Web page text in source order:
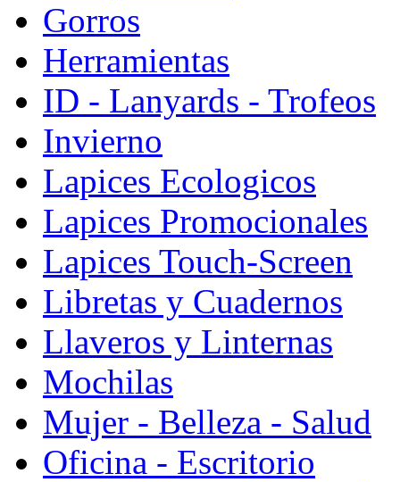
Gorros
Herramientas
ID - Lanyards - Trofeos
Invierno
Lapices Ecologicos
Lapices Promocionales
Lapices Touch-Screen
Libretas y Cuadernos
Llaveros y Linternas
Mochilas
Mujer - Belleza - Salud
Oficina - Escritorio